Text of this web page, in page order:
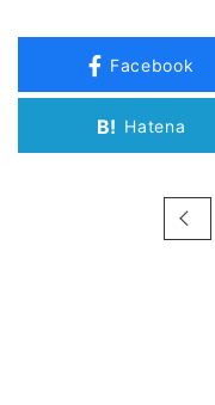
Facebook
B! Hatena